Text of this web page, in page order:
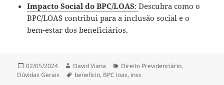
Impacto Social do BPC/LOAS:Descubra como o
BPC/LOAS contribui para a inclusão social e o
bem-estar dos beneficiários.
Publicado
em
02/05/2024 Autor
David Viana Categorias
Direito Previdenciário,
Dúvidas Gerais
Tags
beneficio, BPC loas, inss